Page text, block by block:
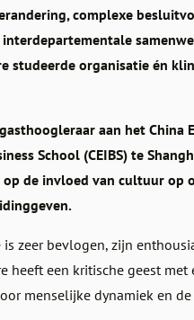
complexe
studeerde organisatie én
aan het China
School (CEIBS) te
de invloed van cultuur op
zeer bevlogen, zijn
heeft een kritische geest met
menselijke dynamiek en